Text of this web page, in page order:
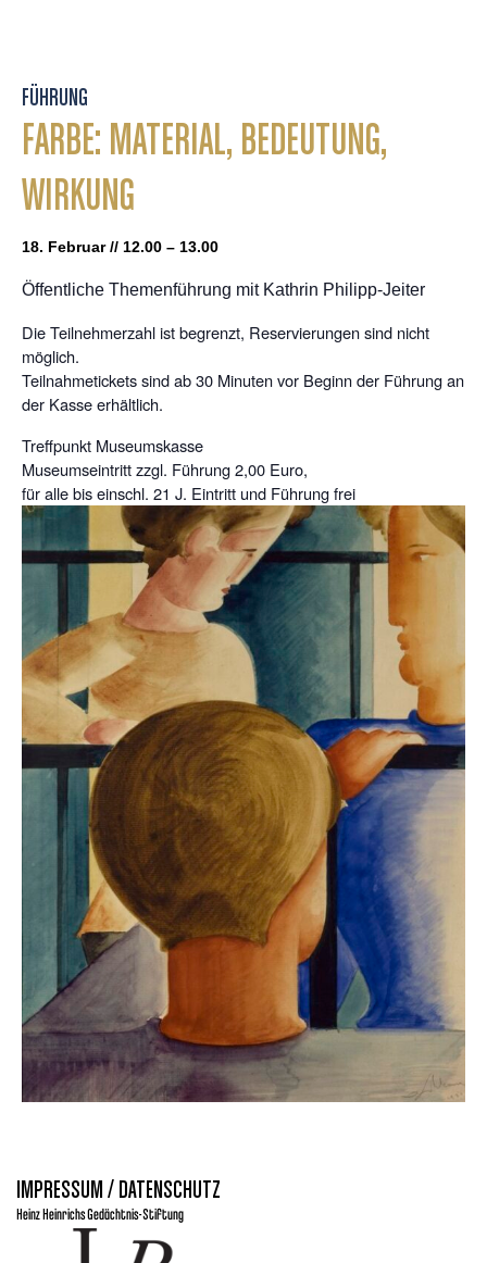
FÜHRUNG
FARBE: MATERIAL, BEDEUTUNG,
WIRKUNG
18. Februar // 12.00 – 13.00
Öffentliche Themenführung mit Kathrin Philipp-Jeiter
Die Teilnehmerzahl ist begrenzt, Reservierungen sind nicht
möglich.
Teilnahmetickets sind ab 30 Minuten vor Beginn der Führung an
der Kasse erhältlich.
Treffpunkt Museumskasse
Museumseintritt zzgl. Führung 2,00 Euro,
für alle bis einschl. 21 J. Eintritt und Führung frei
IMPRESSUM / DATENSCHUTZ
Heinz Heinrichs Gedächtnis-Stiftung